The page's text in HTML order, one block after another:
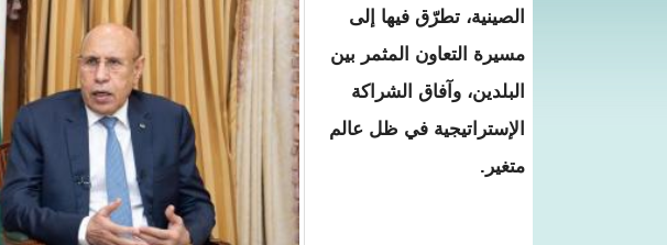
الصينية، تطرّق فيها إلى
مسيرة التعاون المثمر بين
البلدين، وآفاق الشراكة
الإستراتيجية في ظل عالم
متغير.